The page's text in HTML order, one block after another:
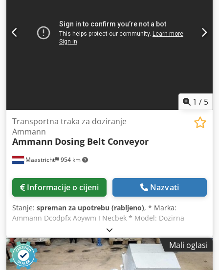
1 / 5
Maastricht 954 km
Transportna traka za doziranje
Ammann
Ammann Dosing Belt Conveyor
Informacije o cijeni Nazvati
Stanje: spreman za upotrebu (rabljeno), * Marka:
Ammann Dcodpfx Aoywm I Necbek * Model: Dozirna
trakasta transportna traka * Dužina A-A: 1700 mm * Širina
trake: 650 mm * Pogon: 1,5 kW reduktor * Na skladištu: 6
komada.
Mali oglasi